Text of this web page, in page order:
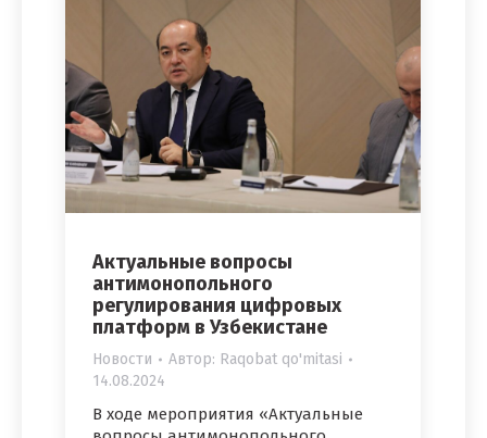
Актуальные вопросы
антимонопольного
регулирования цифровых
платформ в Узбекистане
Новости Автор: Raqobat qo'mitasi
14.08.2024
В ходе мероприятия «Актуальные